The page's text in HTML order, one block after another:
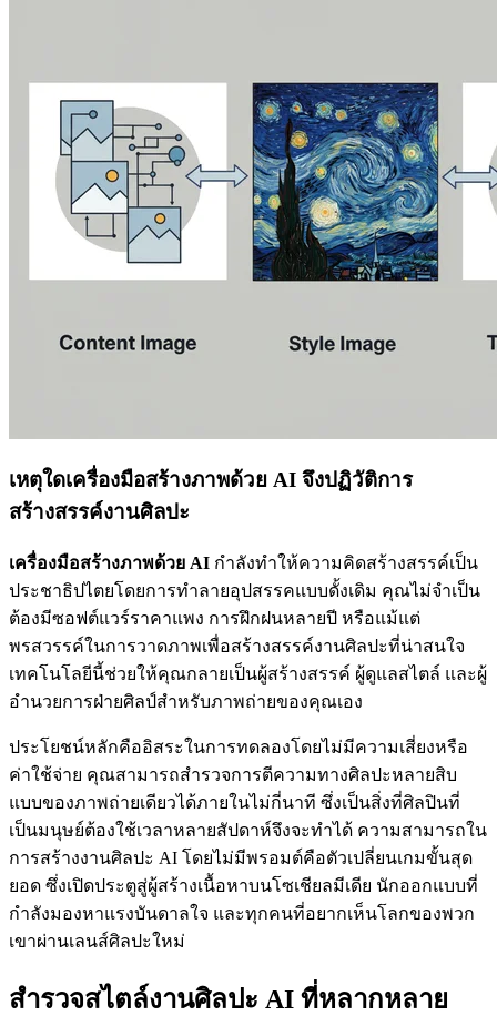
เหตุใดเครื่องมือสร้างภาพด้วย AI จึงปฏิวัติการ
สร้างสรรค์งานศิลปะ
เครื่องมือสร้างภาพด้วย AI กำลังทำให้ความคิดสร้างสรรค์เป็น
ประชาธิปไตยโดยการทำลายอุปสรรคแบบดั้งเดิม คุณไม่จำเป็น
ต้องมีซอฟต์แวร์ราคาแพง การฝึกฝนหลายปี หรือแม้แต่
พรสวรรค์ในการวาดภาพเพื่อสร้างสรรค์งานศิลปะที่น่าสนใจ
เทคโนโลยีนี้ช่วยให้คุณกลายเป็นผู้สร้างสรรค์ ผู้ดูแลสไตล์ และผู้
อำนวยการฝ่ายศิลป์สำหรับภาพถ่ายของคุณเอง
ประโยชน์หลักคืออิสระในการทดลองโดยไม่มีความเสี่ยงหรือ
ค่าใช้จ่าย คุณสามารถสำรวจการตีความทางศิลปะหลายสิบ
แบบของภาพถ่ายเดียวได้ภายในไม่กี่นาที ซึ่งเป็นสิ่งที่ศิลปินที่
เป็นมนุษย์ต้องใช้เวลาหลายสัปดาห์จึงจะทำได้ ความสามารถใน
การสร้างงานศิลปะ AI โดยไม่มีพรอมต์คือตัวเปลี่ยนเกมขั้นสุด
ยอด ซึ่งเปิดประตูสู่ผู้สร้างเนื้อหาบนโซเชียลมีเดีย นักออกแบบที่
กำลังมองหาแรงบันดาลใจ และทุกคนที่อยากเห็นโลกของพวก
เขาผ่านเลนส์ศิลปะใหม่
สำรวจสไตล์งานศิลปะ AI ที่หลากหลาย